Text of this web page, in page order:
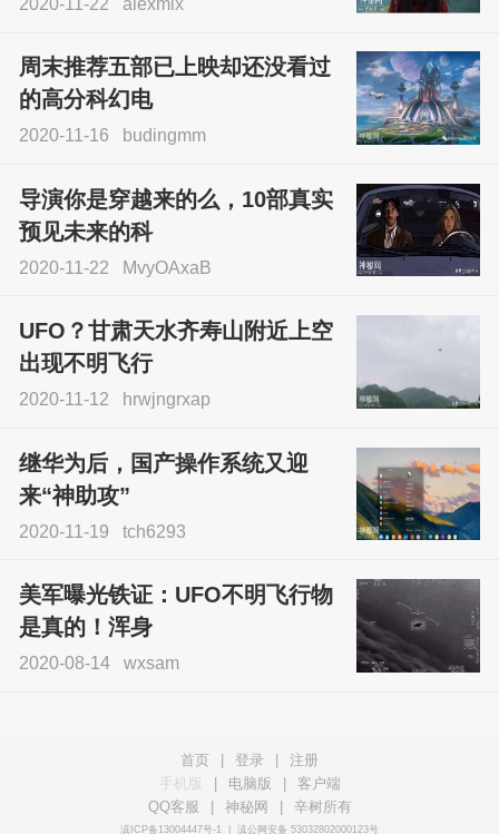
2020-11-22 alexmix
周末推荐五部已上映却还没看过
的高分科幻电
2020-11-16 budingmm
导演你是穿越来的么，10部真实
预见未来的科
2020-11-22 MvyOAxaB
UFO？甘肃天水齐寿山附近上空
出现不明飞行
2020-11-12 hrwjngrxap
继华为后，国产操作系统又迎
来“神助攻”
2020-11-19 tch6293
美军曝光铁证：UFO不明飞行物
是真的！浑身
2020-08-14 wxsam
首页 登录
注册
手机版
电脑版
客户端
QQ客服
神秘网 辛树所有
滇ICP备13004447号-1 滇公网安备 53032802000123号